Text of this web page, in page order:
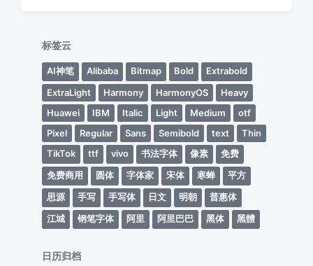
标签云
AI神笔 Alibaba Bitmap Bold
Extrabold
ExtraLight
Harmony HarmonyOS
Heavy
Huawei
IBM Italic Light Medium
otf
Pixel
Regular Sans Semibold text
Thin
TikTok
ttf vivo 书法字体 像素
免费
免费商用
圆体 字体家 宋体 寒蝉
平方
思源
手写 手写体 日文 明朝
普惠体
江城
钢笔字体 阿里 阿里巴巴 黑体 黑體
日历归档